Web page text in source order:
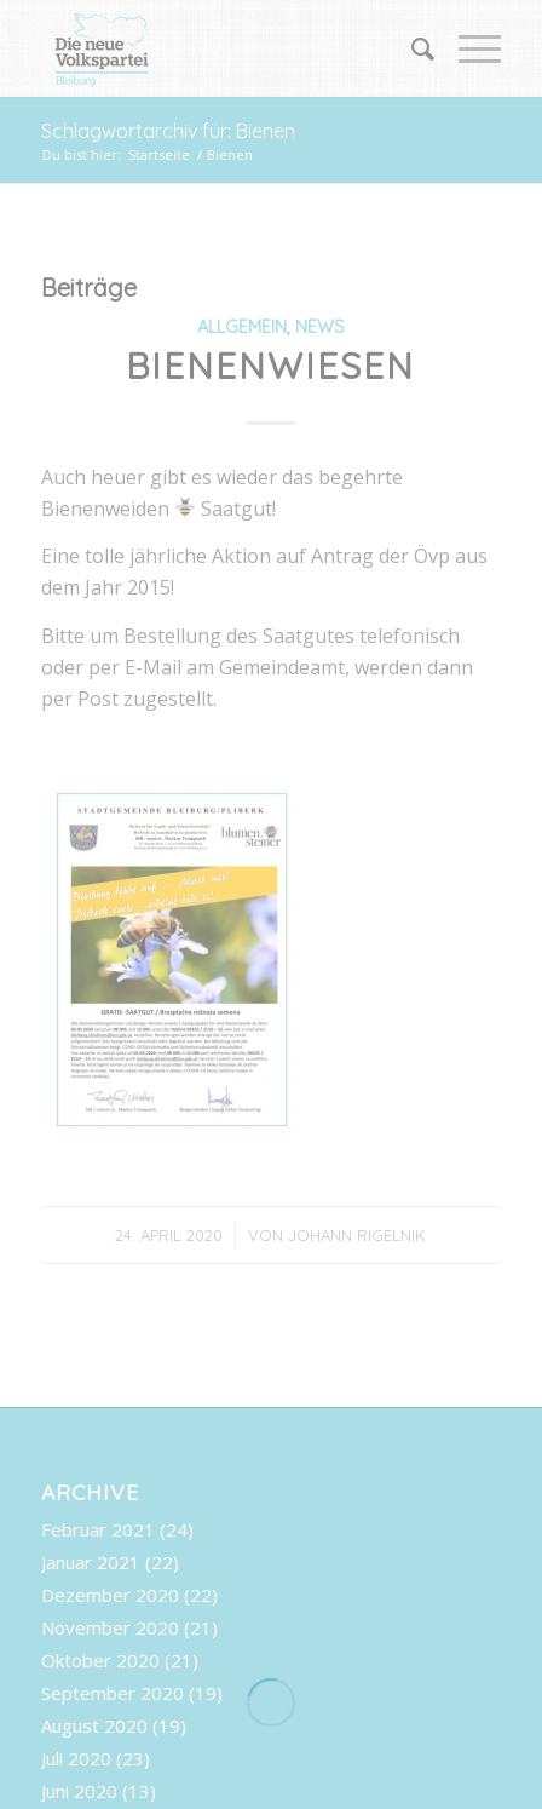
Schlagwortarchiv für: Bienen
Du bist hier: Startseite / Bienen
Beiträge
ALLGEMEIN, NEWS
BIENENWIESEN
Auch heuer gibt es wieder das begehrte
Bienenweiden
Saatgut!
Eine tolle jährliche Aktion auf Antrag der Övp aus
dem Jahr 2015!
Bitte um Bestellung des Saatgutes telefonisch
oder per E-Mail am Gemeindeamt, werden dann
per Post zugestellt.
24. APRIL 2020
/ VON JOHANN RIGELNIK
ARCHIVE
Februar 2021 (24)
Januar 2021 (22)
Dezember 2020 (22)
November 2020 (21)
Oktober 2020 (21)
September 2020 (19)
August 2020 (19)
Juli 2020 (23)
Juni 2020 (13)